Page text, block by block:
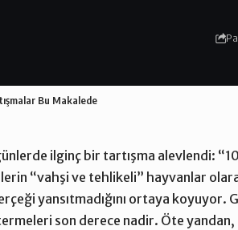
Bu Makalede
ilginç bir tartışma alevlendi:
“vahşi ve tehlikeli” hayvanlar
yansıtmadığını ortaya
son derece nadir. Öte